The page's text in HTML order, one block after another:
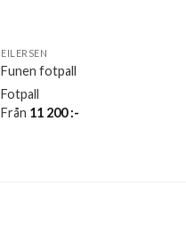
EILERSEN
Funen fotpall
Fotpall
Från 11 200:-